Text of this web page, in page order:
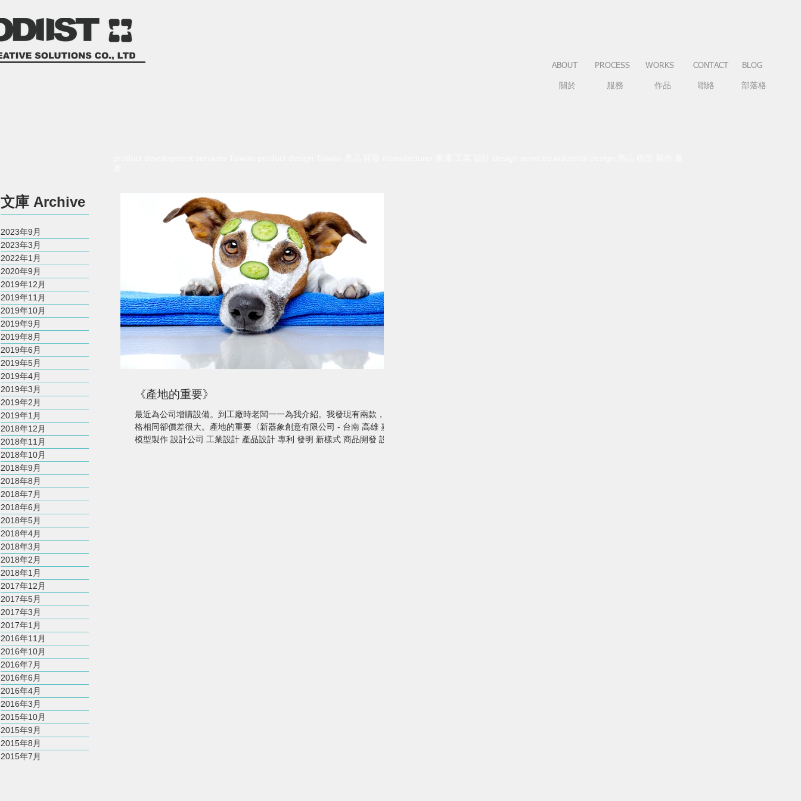
ABOUT
關於
PROCESS
服務
WORKS CONTACT
作品 聯絡 部落格
BLOG
​文庫 Archive
2023年9月
2023年3月
2022年1月
2020年9月
2019年12月
2019年11月
2019年10月
2019年9月
2019年8月
2019年6月
2019年5月
2019年4月
2019年3月
2019年2月
2019年1月
2018年12月
2018年11月
2018年10月
2018年9月
2018年8月
2018年7月
2018年6月
2018年5月
2018年4月
2018年3月
2018年2月
2018年1月
2017年12月
2017年5月
2017年3月
2017年1月
2016年11月
2016年10月
2016年7月
2016年6月
2016年4月
2016年3月
2015年10月
2015年9月
2015年8月
2015年7月
《產地的重要》
最近為公司增購設備。到工廠時老闆一一為我介紹。我發現有兩款，規
格相同卻價差很大。產地的重要〈新器象創意有限公司 - 台南 高雄 嘉義
模型製作 設計公司 工業設計 產品設計 專利 發明 新樣式 商品開發 設計